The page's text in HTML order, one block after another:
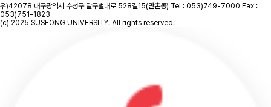
우)42078 대구광역시 수성구 달구벌대로 528길15(만촌동) Tel : 053)749-7000 Fax :
053)751-1823
(c) 2025 SUSEONG UNIVERSITY. All rights reserved.